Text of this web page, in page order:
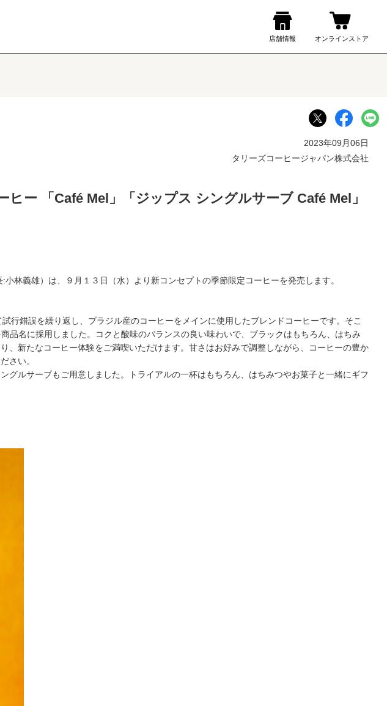
2023年09月06日
タリーズコーヒージャパン株式会社
ー 「Café Mel」「ジップス シングルサーブ Café Mel」
林義雄）は、９月１３日（水）より新コンセプトの季節限定コーヒーを発売します。
行錯誤を繰り返し、ブラジル産のコーヒーをメインに使用したブレンドコーヒーです。そこ
品名に採用しました。コクと酸味のバランスの良い味わいで、ブラックはもちろん、はちみ
、新たなコーヒー体験をご満喫いただけます。甘さはお好みで調整しながら、コーヒーの豊か
さい。
グルサーブもご用意しました。トライアルの一杯はもちろん、はちみつやお菓子と一緒にギフ